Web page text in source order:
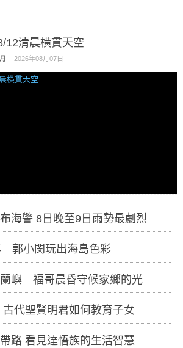
12清晨橫貫天空
- 2026年08月07日
海警 8日晚至9日雨勢最劇烈
郭小閔玩出海島色彩
嶼 福哥晨昏守候家鄉的光
代聖賢明君如何教育子女
路 看見達悟族的生活智慧